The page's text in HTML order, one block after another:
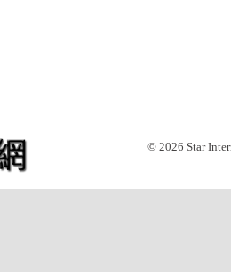
© 2026 Star